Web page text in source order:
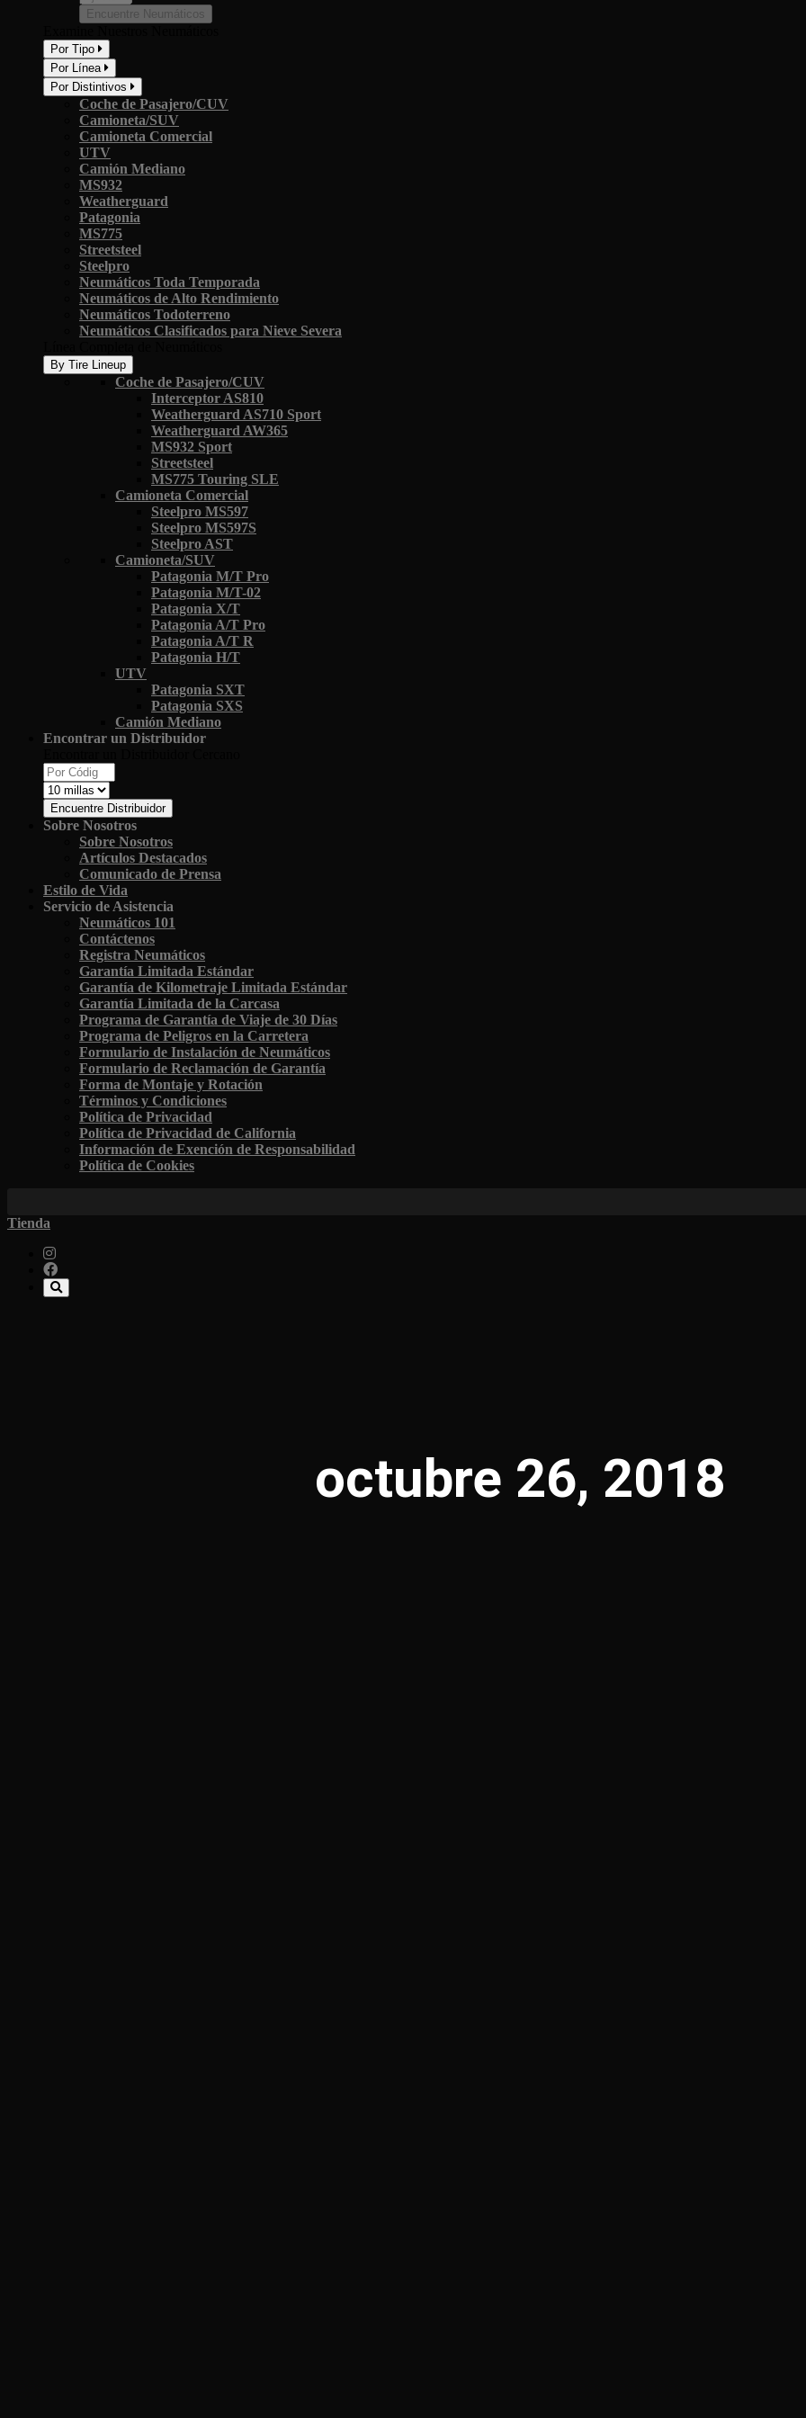
Encuentre Neumáticos
Por Tipo
Por Línea
Por Distintivos
Coche de Pasajero/CUV
Camioneta/SUV
Camioneta Comercial
UTV
Camión Mediano
MS932
Weatherguard
Patagonia
MS775
Streetsteel
Steelpro
Neumáticos Toda Temporada
Neumáticos de Alto Rendimiento
Neumáticos Todoterreno
Neumáticos Clasificados para Nieve Severa
By Tire Lineup
Coche de Pasajero/CUV
Interceptor AS810
Weatherguard AS710 Sport
Weatherguard AW365
MS932 Sport
Streetsteel
MS775 Touring SLE
Camioneta Comercial
Steelpro MS597
Steelpro MS597S
Steelpro AST
Camioneta/SUV
Patagonia M/T Pro
Patagonia M/T-02
Patagonia X/T
Patagonia A/T Pro
Patagonia A/T R
Patagonia H/T
UTV
Patagonia SXT
Patagonia SXS
Camión Mediano
Encontrar un Distribuidor
Encuentre Distribuidor
Sobre Nosotros
Sobre Nosotros
Artículos Destacados
Comunicado de Prensa
Estilo de Vida
Servicio de Asistencia
Neumáticos 101
Contáctenos
Registra Neumáticos
Garantía Limitada Estándar
Garantía de Kilometraje Limitada Estándar
Garantía Limitada de la Carcasa
Programa de Garantía de Viaje de 30 Días
Programa de Peligros en la Carretera
Formulario de Instalación de Neumáticos
Formulario de Reclamación de Garantía
Forma de Montaje y Rotación
Términos y Condiciones
Política de Privacidad
Política de Privacidad de California
Información de Exención de Responsabilidad
Política de Cookies
Tienda
octubre 26, 2018